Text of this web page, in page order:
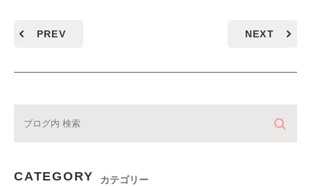
PREV NEXT
CATEGORY カテゴリー